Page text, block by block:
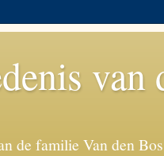
de familie Van den